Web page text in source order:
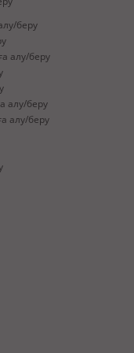
беру
алу/беру
алу/беру
алу/беру